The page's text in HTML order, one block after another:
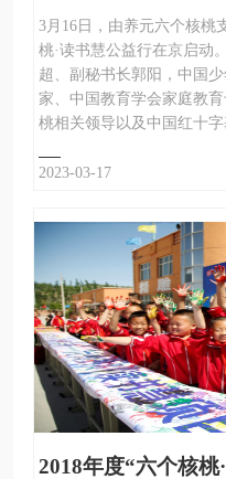
3月16日，由养元六个核桃
桃·读书慧公益行在京启动
超、副秘书长郭阳，中国
家、中国教育学会家庭教
桃相关领导以及中国红十字
2023-03-17
2018年度“六个核